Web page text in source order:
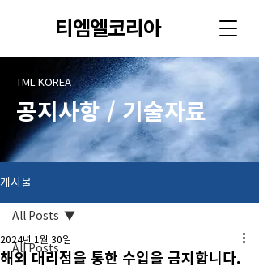
티엠엘코리아
TML KOREA
공지사항 / 기술자료
게시물
All Posts
All Posts
해외 대리점을 통한 수입을 금지합니다.
2024년 1월 30일